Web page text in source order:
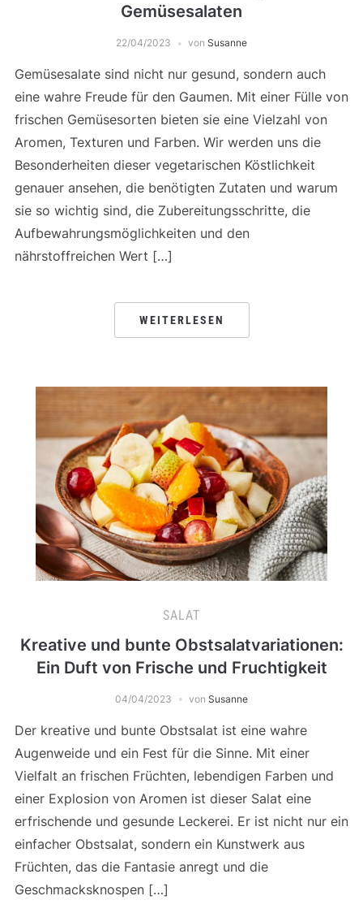
Gemüsesalaten
22/04/2023 von Susanne
Gemüsesalate sind nicht nur gesund, sondern auch
eine wahre Freude für den Gaumen. Mit einer Fülle von
frischen Gemüsesorten bieten sie eine Vielzahl von
Aromen, Texturen und Farben. Wir werden uns die
Besonderheiten dieser vegetarischen Köstlichkeit
genauer ansehen, die benötigten Zutaten und warum
sie so wichtig sind, die Zubereitungsschritte, die
Aufbewahrungsmöglichkeiten und den
nährstoffreichen Wert […]
WEITERLESEN
SALAT
Kreative und bunte Obstsalatvariationen:
Ein Duft von Frische und Fruchtigkeit
04/04/2023 von Susanne
Der kreative und bunte Obstsalat ist eine wahre
Augenweide und ein Fest für die Sinne. Mit einer
Vielfalt an frischen Früchten, lebendigen Farben und
einer Explosion von Aromen ist dieser Salat eine
erfrischende und gesunde Leckerei. Er ist nicht nur ein
einfacher Obstsalat, sondern ein Kunstwerk aus
Früchten, das die Fantasie anregt und die
Geschmacksknospen […]